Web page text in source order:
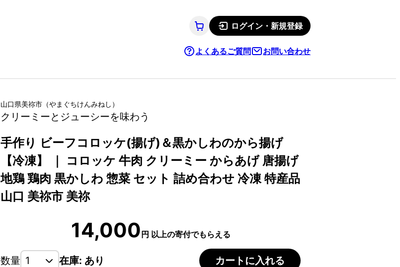
ログイン・新規登録
よくあるご質問 お問い合わせ
山口県美祢市 （やまぐちけんみねし ）
クリーミーとジューシーを味わう
手作り ビーフコロッケ(揚げ)＆黒かしわのから揚げ
【冷凍】 ｜ コロッケ 牛肉 クリーミー からあげ 唐揚げ
地鶏 鶏肉 黒かしわ 惣菜 セット 詰め合わせ 冷凍 特産品
山口 美祢市 美祢
14,000円 以上の寄付でもらえる
数量 在庫: あり カートに入れる